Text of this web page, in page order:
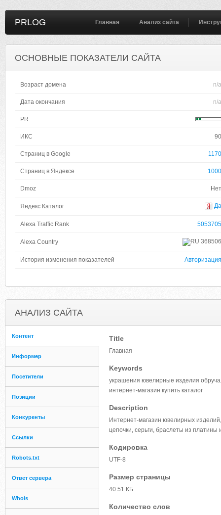
PRLOG Главная Анализ сайта
ОСНОВНЫЕ ПОКАЗАТЕЛИ САЙТА
Возраст домена n/a
Дата окончания n/a
PR
ИКС 90
Страниц в Google 1170
Страниц в Яндексе 1000
Dmoz Нет
Яндекс Каталог Да
Alexa Traffic Rank 5053705
Alexa Country 368506
История изменения показателей Авторизация
АНАЛИЗ САЙТА
Контент
Информер
Посетители
Позиции
Конкуренты
Ссылки
Robots.txt
Ответ сервера
Whois
Title
Главная
Keywords
украшения ювелирные изделия
интернет-магазин купить каталог
Description
Интернет-магазин ювелирных
цепочки, серьги, браслеты из платины
Кодировка
UTF-8
Размер страницы
40.51 КБ
Количество слов